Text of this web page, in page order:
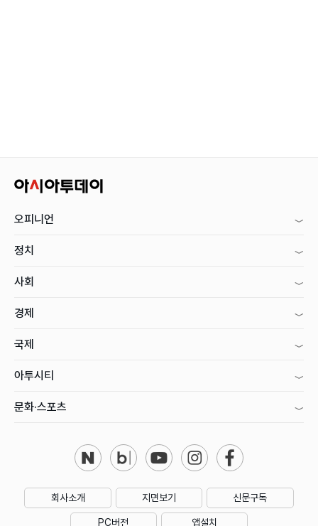
오피니언
정치
사회
경제
국제
아투시티
문화·스포츠
회사소개 지면보기 신문구독
PC버전 앱설치